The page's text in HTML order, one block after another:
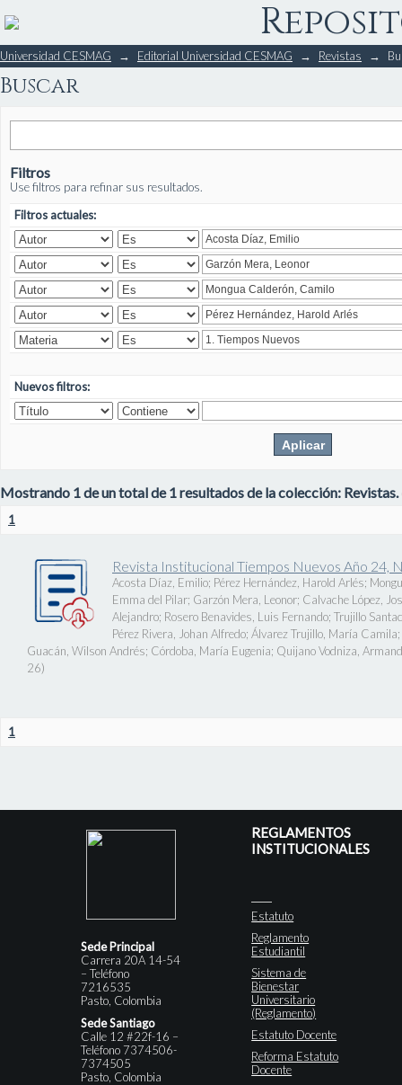
Buscar
Universidad CESMAG → Editorial Universidad CESMAG → Revistas →
Buscar
Filtros
Use filtros para refinar sus resultados.
Filtros actuales:
Nuevos filtros:
Mostrando 1 de un total de 1 resultados de la colección: Revistas.
1
Revista Institucional Tiempos Nuevos Año 24,
Acosta Díaz, Emilio; Pérez Hernández, Harold Arlés;
Emma del Pilar; Garzón Mera, Leonor; Calvache López,
Alejandro; Rosero Benavides, Luis Fernando; Trujillo
Pérez Rivera, Johan Alfredo; Álvarez Trujillo, María Camila;
Guacán, Wilson Andrés; Córdoba, María Eugenia; Quijano Vodniza,
26)
1
Sede Principal
Carrera 20A 14-54
– Teléfono
7216535
Pasto, Colombia
Sede Santiago
Calle 12 #22f-16 –
Teléfono 7374506-
7374505
Pasto, Colombia
REGLAMENTOS
INSTITUCIONALES
Estatuto
Reglamento
Estudiantil
Sistema de
Bienestar
Universitario
(Reglamento)
Estatuto Docente
Reforma Estatuto
Docente